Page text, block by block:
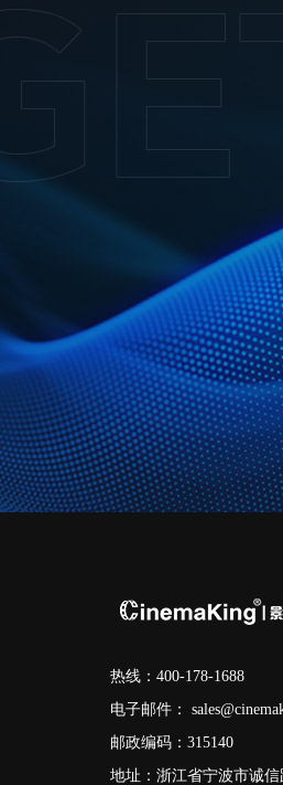
热线：400-178-1688
电子邮件：
邮政编码：315140
地址：浙江省宁波市诚信